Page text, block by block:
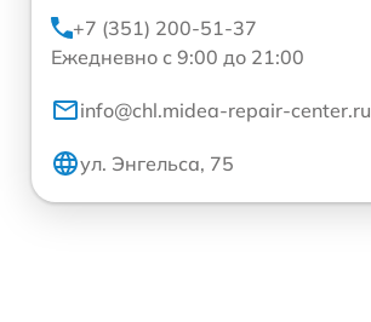
+7 (351) 200-51-37
Ежедневно с 9:00 до 21:00
info@chl.midea-repair-center.ru
ул. Энгельса, 75